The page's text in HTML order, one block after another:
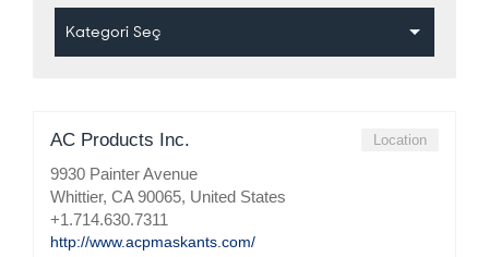
AC Products Inc. Location
9930 Painter Avenue
Whittier, CA 90065, United States
+1.714.630.7311
http://www.acpmaskants.com/